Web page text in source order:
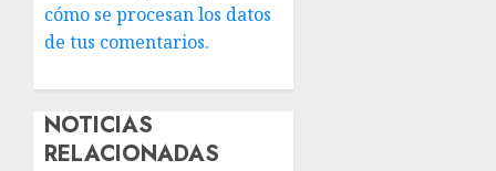
cómo se procesan los datos
de tus comentarios.
NOTICIAS
RELACIONADAS